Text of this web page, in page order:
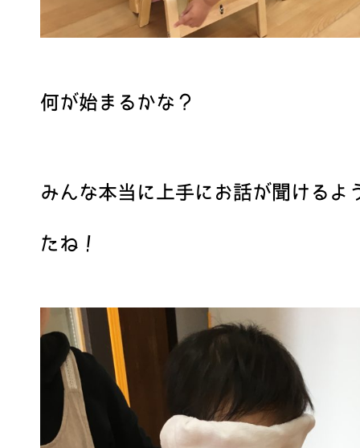
何が始まるかな？
みんな本当に上手にお話が聞けるよ
たね！